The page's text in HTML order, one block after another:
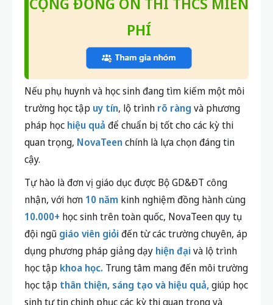
PHÍ
Nếu phụ huynh và học sinh đang tìm kiếm một môi
trường học tập uy tín, lộ trình rõ ràng và phương
pháp học hiệu quả để chuẩn bị tốt cho các kỳ thi
quan trọng, NovaTeenchính là lựa chọn đáng tin
cậy.
Tự hào là đơn vị giáo dục được Bộ GD&ĐT công
nhận, với hơn 10 năm kinh nghiệm đồng hành cùng
10.000+ học sinh trên toàn quốc, NovaTeen quy tụ
đội ngũ giáo viên giỏiđến từ các trường chuyên, áp
dụng phương pháp giảng dạy hiện đạivà lộ trình
học tập khoa học. Trung tâm mang đến môi trường
học tập thân thiện, sáng tạo và hiệu quả,giúp học
sinh tự tin chinh phục các kỳ thi quan trọng và